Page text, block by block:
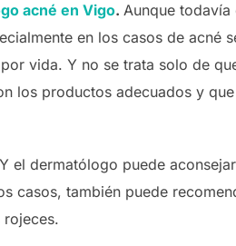
acné en Vigo. Aunque
en los casos de acné
vida. Y no se trata solo de
los productos adecuados y
el dermatólogo puede
casos, también puede